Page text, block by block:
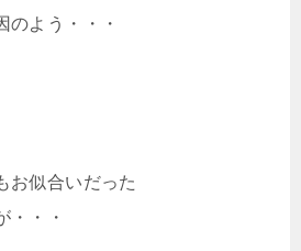
のよう・・・
お似合いだった
・・・